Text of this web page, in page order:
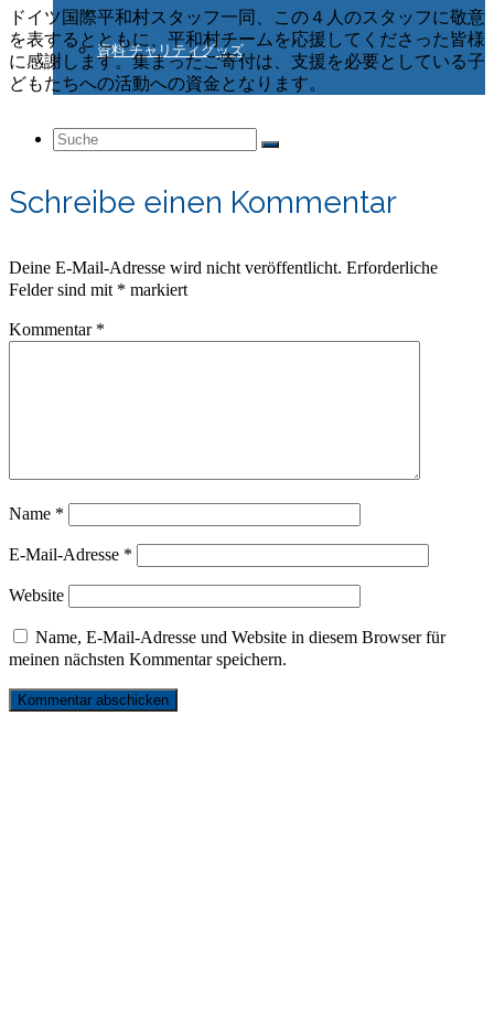
資料 チャリティグッズ
Suche
ドイツ国際平和村スタッフ一同、この４人のスタッフに敬意
を表するとともに、平和村チームを応援してくださった皆様
に感謝します。集まったご寄付は、支援を必要としている子
どもたちへの活動への資金となります。
Schreibe einen Kommentar
Deine E-Mail-Adresse wird nicht veröffentlicht. Erforderliche
Felder sind mit * markiert
Kommentar *
Name *
E-Mail-Adresse *
Website
Name, E-Mail-Adresse und Website in diesem Browser für
meinen nächsten Kommentar speichern.